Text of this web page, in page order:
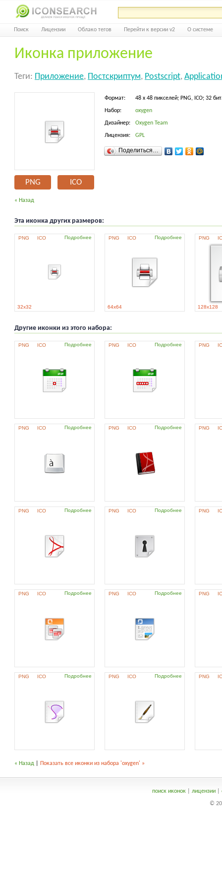
Поиск Лицензии Облако тегов Перейти к версии v2 О системе
Иконка приложение
Теги: Приложение, Постскриптум, Postscript,
PNG ICO
Формат: 48 x 48 пикселей; PNG, ICO; 32
Набор: oxygen
Дизайнер: Oxygen Team
Лицензия: GPL
Поделиться…
« Назад
Эта иконка других размеров:
PNG ICO Подробнее
32x32
PNG ICO Подробнее
64x64
PNG
128x128
Другие иконки из этого набора:
PNG ICO Подробнее PNG ICO Подробнее PNG
PNG ICO Подробнее PNG ICO Подробнее PNG
PNG ICO Подробнее PNG ICO Подробнее PNG
PNG ICO Подробнее PNG ICO Подробнее PNG
PNG ICO Подробнее PNG ICO Подробнее PNG
« Назад Показать все иконки из набора 'oxygen' »
поиск иконок| лицензии|
©